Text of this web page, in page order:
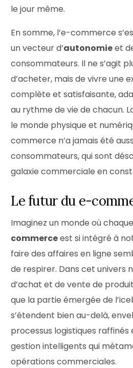
le jour même.
En somme, l’e-commerce
un vecteur d’autonomieet
consommateurs. Il ne s’agit
d’acheter, mais de vivre une
complète et satisfaisante,
au rythme de vie de chacun.
le monde physique et
commerce n’a jamais été
consommateurs, qui sont
galaxie commerciale en
Le futur du e-
Imaginez un monde où
commerceest si intégré à
faire des affaires en ligne
de respirer. Dans cet univers
d’achat et de vente de
que la partie émergée de
s’étendent bien au-delà,
processus logistiques raffinés
gestion intelligents qui
opérations commerciales.